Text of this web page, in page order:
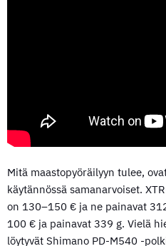
Mitä maastopyöräilyyn tulee,
käytännössä samanarvoiset.
on 130–150 € ja ne painavat
100 € ja painavat 339 g. Vielä
löytyvät Shimano PD-M540 -